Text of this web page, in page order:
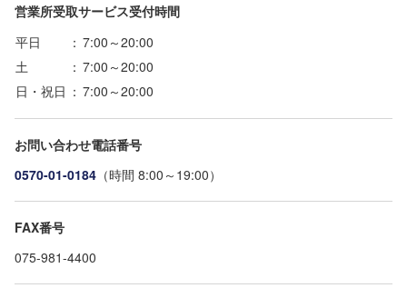
営業所受取サービス受付時間
平日
： 7:00～20:00
土
： 7:00～20:00
日・祝日 ： 7:00～20:00
お問い合わせ電話番号
0570-01-0184 （時間 8:00～19:00）
FAX番号
075-981-4400